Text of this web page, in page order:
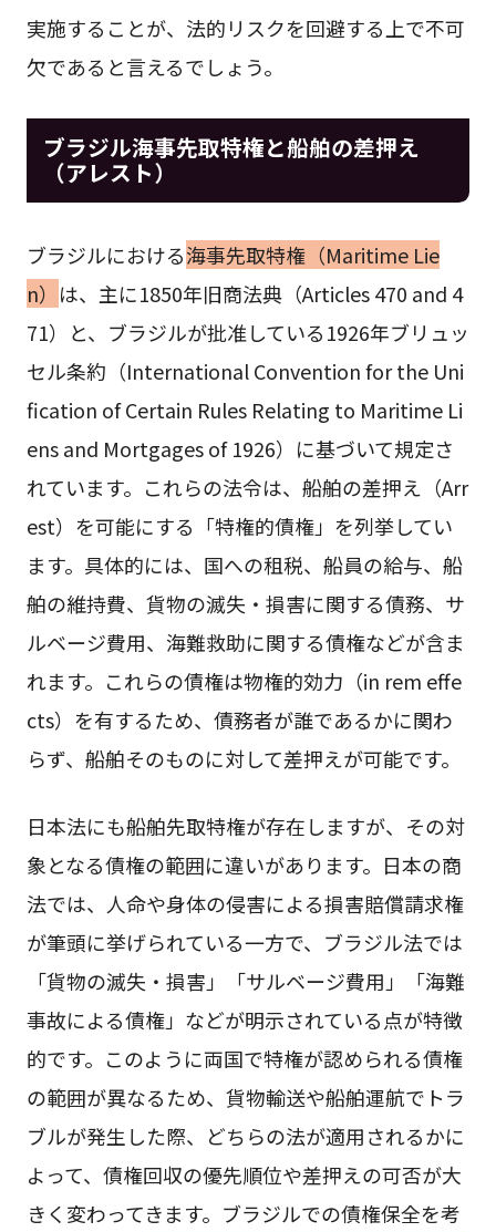
実施することが、法的リスクを回避する上で不可
欠であると言えるでしょう。
ブラジル海事先取特権と船舶の差押え
（アレスト）
ブラジルにおける海事先取特権（Maritime Lie
n） は、主に1850年旧商法典（Articles 470 and 4
71）と、ブラジルが批准している1926年ブリュッ
セル条約（International Convention for the Uni
fication of Certain Rules Relating to Maritime Li
ens and Mortgages of 1926）に基づいて規定さ
れています。これらの法令は、船舶の差押え（Arr
est）を可能にする「特権的債権」を列挙してい
ます。具体的には、国への租税、船員の給与、船
舶の維持費、貨物の滅失・損害に関する債務、サ
ルベージ費用、海難救助に関する債権などが含ま
れます。これらの債権は物権的効力（in rem effe
cts）を有するため、債務者が誰であるかに関わ
らず、船舶そのものに対して差押えが可能です。
日本法にも船舶先取特権が存在しますが、その対
象となる債権の範囲に違いがあります。日本の商
法では、人命や身体の侵害による損害賠償請求権
が筆頭に挙げられている一方で、ブラジル法では
「貨物の滅失・損害」「サルベージ費用」「海難
事故による債権」などが明示されている点が特徴
的です。このように両国で特権が認められる債権
の範囲が異なるため、貨物輸送や船舶運航でトラ
ブルが発生した際、どちらの法が適用されるかに
よって、債権回収の優先順位や差押えの可否が大
きく変わってきます。ブラジルでの債権保全を考